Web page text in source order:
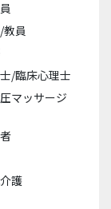
員
/臨床心理士
マッサージ
護